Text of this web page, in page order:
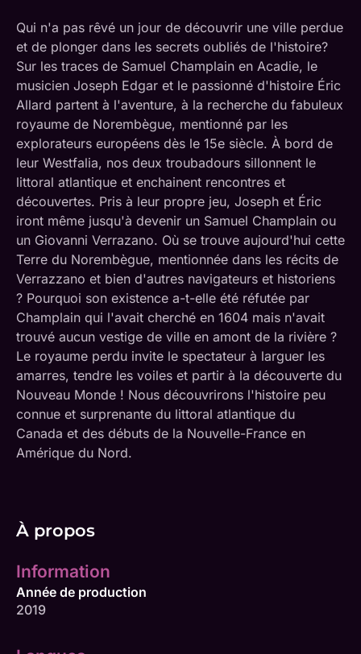
Qui n'a pas rêvé un jour de découvrir une ville perdue
et de plonger dans les secrets oubliés de l'histoire?
Sur les traces de Samuel Champlain en Acadie, le
musicien Joseph Edgar et le passionné d'histoire Éric
Allard partent à l'aventure, à la recherche du fabuleux
royaume de Norembègue, mentionné par les
explorateurs européens dès le 15e siècle. À bord de
leur Westfalia, nos deux troubadours sillonnent le
littoral atlantique et enchainent rencontres et
découvertes. Pris à leur propre jeu, Joseph et Éric
iront même jusqu'à devenir un Samuel Champlain ou
un Giovanni Verrazano. Où se trouve aujourd'hui cette
Terre du Norembègue, mentionnée dans les récits de
Verrazzano et bien d'autres navigateurs et historiens
? Pourquoi son existence a-t-elle été réfutée par
Champlain qui l'avait cherché en 1604 mais n'avait
trouvé aucun vestige de ville en amont de la rivière ?
Le royaume perdu invite le spectateur à larguer les
amarres, tendre les voiles et partir à la découverte du
Nouveau Monde ! Nous découvrirons l'histoire peu
connue et surprenante du littoral atlantique du
Canada et des débuts de la Nouvelle-France en
Amérique du Nord.
À propos
Information
Année de production
2019